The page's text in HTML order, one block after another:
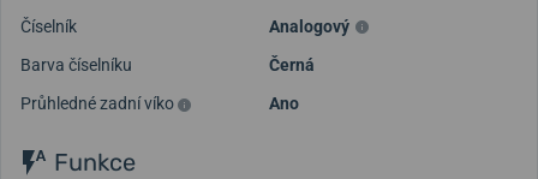
Číselník
Analogový
Barva číselníku
Černá
Průhledné zadní víko
Ano
Funkce